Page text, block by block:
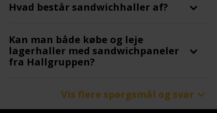
Hvad består sandwichhaller af?
Kan man både købe og leje
lagerhaller med sandwichpaneler
fra Hallgruppen?
Hvad er sandwichhaller særligt
velegnede til?
Vis flere spørgsmål og svar